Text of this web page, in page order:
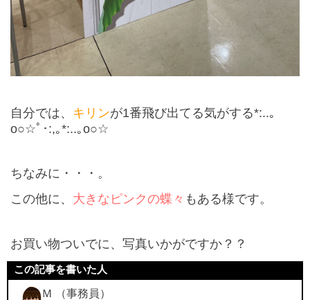
自分では、 キリンが1番飛び出てる気がする*:..｡
o○☆ﾟ･ :,｡*:..｡o○☆
ちなみに・・・。
この他に、 大きなピンクの蝶々 もある様です。
お買い物ついでに、写真いかがですか？？
この記事を書いた人
Ｍ （事務員）